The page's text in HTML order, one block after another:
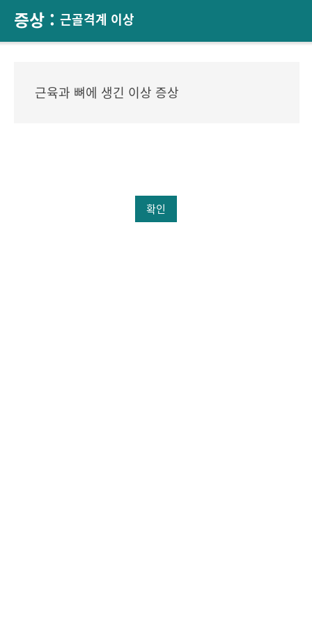
증상 : 근골격계 이상
근육과 뼈에 생긴 이상 증상
확인